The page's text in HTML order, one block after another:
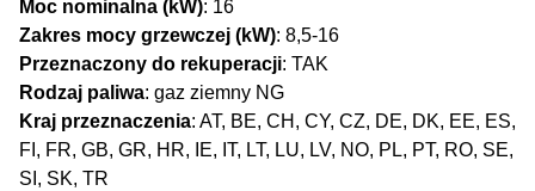
Moc nominalna (kW): 16
Zakres mocy grzewczej (kW): 8,5-16
Przeznaczony do rekuperacji: TAK
Rodzaj paliwa: gaz ziemny NG
Kraj przeznaczenia: AT, BE, CH, CY, CZ, DE, DK, EE, ES,
FI, FR, GB, GR, HR, IE, IT, LT, LU, LV, NO, PL, PT, RO, SE,
SI, SK, TR